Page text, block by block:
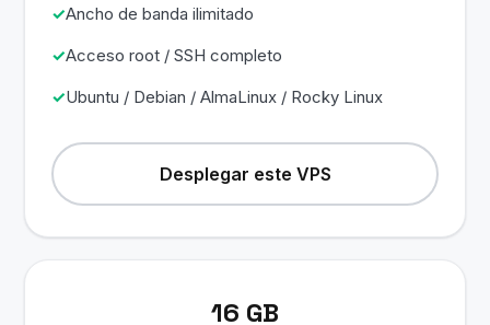
Ancho de banda ilimitado
Acceso root / SSH completo
Ubuntu / Debian / AlmaLinux / Rocky Linux
Desplegar este VPS
16 GB